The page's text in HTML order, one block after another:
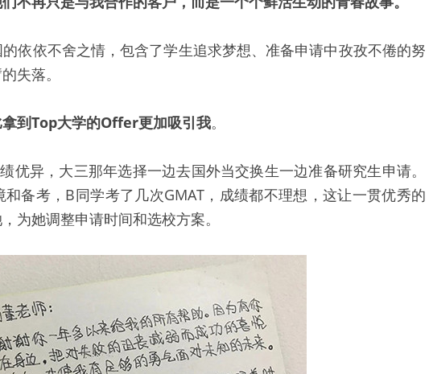
依依不舍之情，包含了学生追求梦想、准备申请中孜孜不倦的努
失落。
到Top大学的Offer更加吸引我。
优异，大三那年选择一边去国外当交换生一边准备研究生申请。
备考，B同学考了几次GMAT，成绩都不理想，这让一贯优秀的
为她调整申请时间和选校方案。